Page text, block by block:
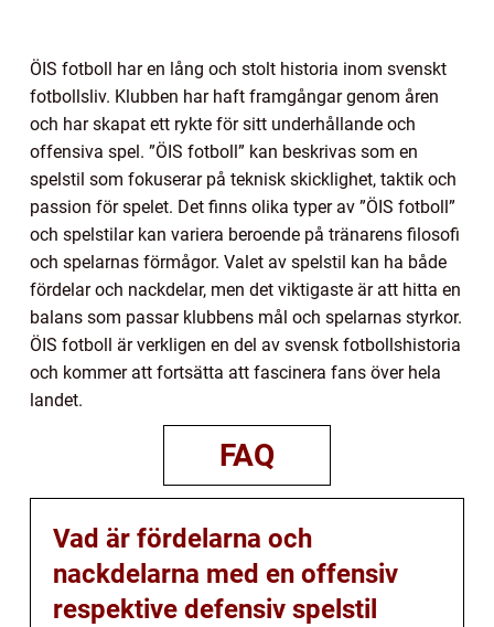
ÖIS fotboll har en lång och stolt historia inom svenskt
fotbollsliv. Klubben har haft framgångar genom åren
och har skapat ett rykte för sitt underhållande och
offensiva spel. ”ÖIS fotboll” kan beskrivas som en
spelstil som fokuserar på teknisk skicklighet, taktik och
passion för spelet. Det finns olika typer av ”ÖIS fotboll”
och spelstilar kan variera beroende på tränarens filosofi
och spelarnas förmågor. Valet av spelstil kan ha både
fördelar och nackdelar, men det viktigaste är att hitta en
balans som passar klubbens mål och spelarnas styrkor.
ÖIS fotboll är verkligen en del av svensk fotbollshistoria
och kommer att fortsätta att fascinera fans över hela
landet.
FAQ
Vad är fördelarna och
nackdelarna med en offensiv
respektive defensiv spelstil